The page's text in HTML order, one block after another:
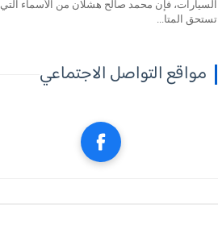
السيارات، فإن محمد صالح هشلان من الأسماء التي
تستحق المتا...
مواقع التواصل الاجتماعي